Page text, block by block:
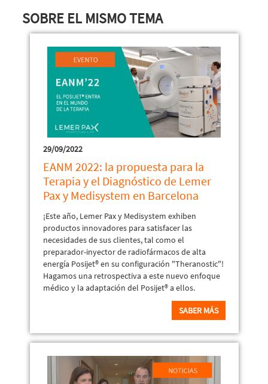
SOBRE EL MISMO TEMA
29/09/2022
EANM 2022: la propuesta para la
Terapia y el Diagnóstico de Lemer
Pax y Medisystem en Barcelona
¡Este año, Lemer Pax y Medisystem exhiben
productos innovadores para satisfacer las
necesidades de sus clientes, tal como el
preparador-inyector de radiofármacos de alta
energía Posijet® en su configuración "Theranostic"!
Hagamos una retrospectiva a este nuevo enfoque
médico y la adaptación del Posijet® a ellos.
SABER MÁS